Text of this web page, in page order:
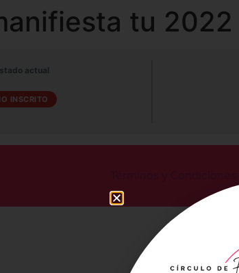
tu 2022
actual
INSCRITO